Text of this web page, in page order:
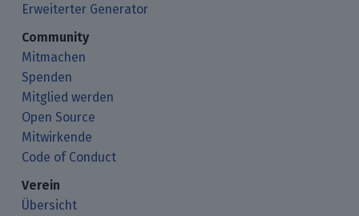
Erweiterter Generator
Community
Mitmachen
Spenden
Mitglied werden
Open Source
Mitwirkende
Code of Conduct
Verein
Übersicht